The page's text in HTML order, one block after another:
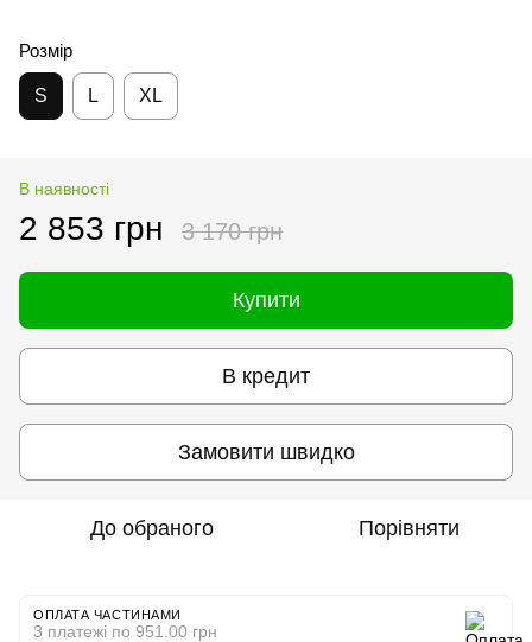
Розмір
S L XL
В наявності
2 853 грн 3 170 грн
Купити
В кредит
Замовити швидко
До обраного Порівняти
ОПЛАТА ЧАСТИНАМИ
3 платежі по 951.00 грн